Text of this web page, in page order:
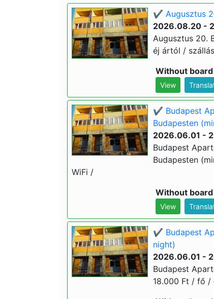
✔️ Augusztus
2026.08.20 -
Augusztus 20.
éj ártól /
Without board
View
✔️ Budapest
Budapesten
2026.06.01 -
Budapest
Budapesten
WiFi /
Without board
View
✔️ Budapest
night)
2026.06.01 -
Budapest
18.000 Ft / fő /